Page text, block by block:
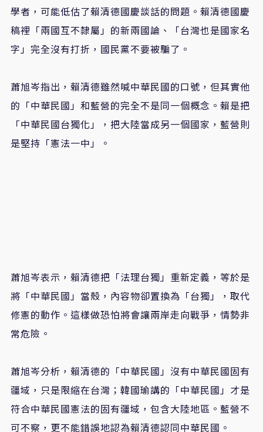
學者，可能低估了賴清德國慶談話的問題。賴清德國慶
稿裡「兩國互不隸屬」的新兩國論、「台灣也是國家名
字」完全沒有打折，國民黨不要被騙了。
蕭旭岑指出，賴清德雖然喊中華民國的口號，但其實他
的「中華民國」和藍營的完全不是同一個概念。賴是把
「中華民國台獨化」，把大陸當成另一個國家，藍營則
是堅持「憲法一中」。
蕭旭岑表示，賴清德把「法理台獨」重新定義，等於是
將「中華民國」當殼，內容物卻置換為「台獨」，取代
修憲的動作。這樣做恐怕將會讓兩岸走向戰爭，情勢非
常危險。
蕭旭岑分析，賴清德的「中華民國」沒有中華民國固有
疆域，只是限縮在台灣；韓國瑜講的「中華民國」才是
符合中華民國憲法的固有疆域，包含大陸地區。藍營不
可不察，更不能錯誤地認為賴清德認同中華民國。